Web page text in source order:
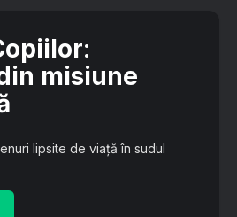
:
misiune
lipsite de viață în sudul